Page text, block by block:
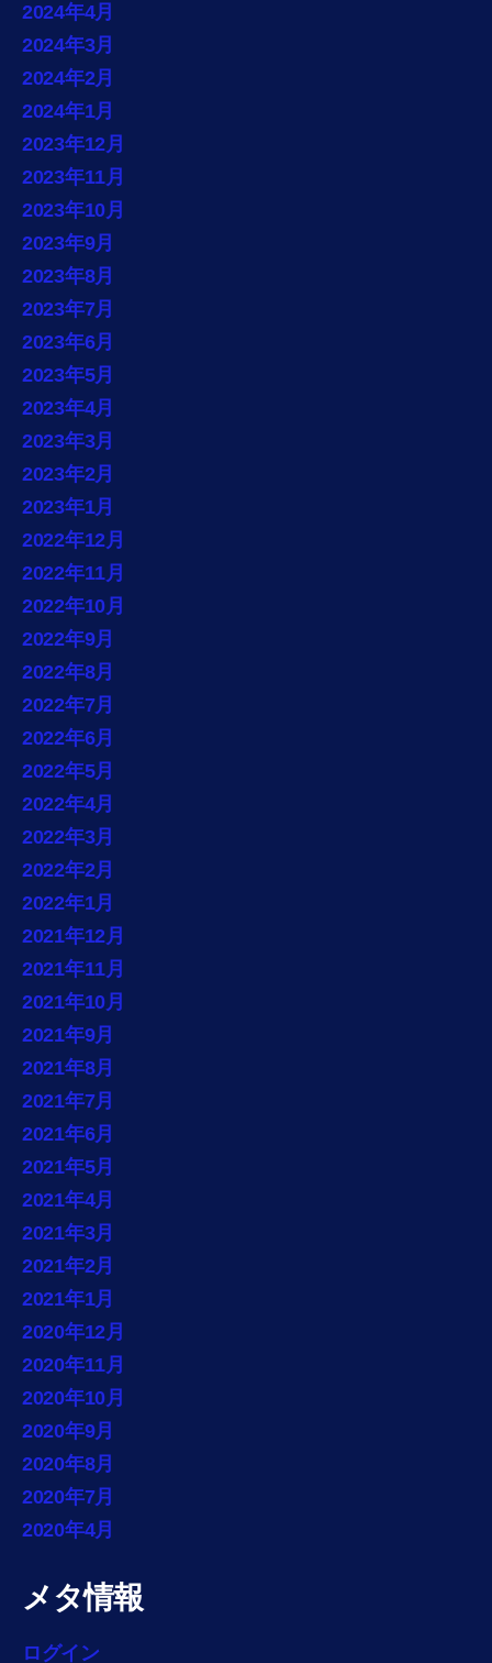
2024年4月
2024年3月
2024年2月
2024年1月
2023年12月
2023年11月
2023年10月
2023年9月
2023年8月
2023年7月
2023年6月
2023年5月
2023年4月
2023年3月
2023年2月
2023年1月
2022年12月
2022年11月
2022年10月
2022年9月
2022年8月
2022年7月
2022年6月
2022年5月
2022年4月
2022年3月
2022年2月
2022年1月
2021年12月
2021年11月
2021年10月
2021年9月
2021年8月
2021年7月
2021年6月
2021年5月
2021年4月
2021年3月
2021年2月
2021年1月
2020年12月
2020年11月
2020年10月
2020年9月
2020年8月
2020年7月
2020年4月
メタ情報
ログイン